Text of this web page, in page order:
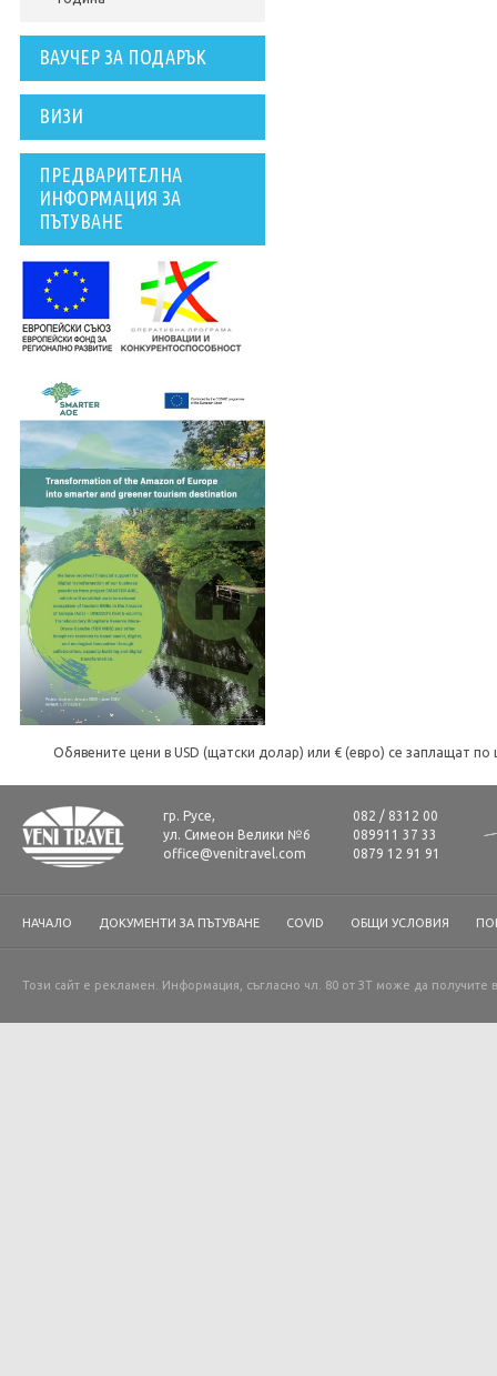
ВАУЧЕР ЗА ПОДАРЪК
ВИЗИ
ПРЕДВАРИТЕЛНА
ИНФОРМАЦИЯ ЗА
ПЪТУВАНЕ
Обявените цени в USD (щатски долар) или € (евро) се заплащат
гр. Русе,
ул. Симеон Велики №6
office@venitravel.com
082 / 8312 00
089911 37 33
0879 12 91 91
НАЧАЛО ДОКУМЕНТИ ЗА ПЪТУВАНЕ COVID ОБЩИ УСЛОВИЯ
Този сайт е рекламен. Информация, съгласно чл. 80 от ЗТ може да получите